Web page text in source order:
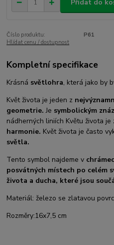
Přidat do
Číslo produktu:
P61
Hlídat cenu / dostupnost
Kompletní specifikace
Krásná světlohra, která jako by
Květ života je jeden z
geometrie. Je symbolickým
nádherných liniích Květu života je
harmonie. Květ života je často
světla.
Tento symbol najdeme v
posvátných místech po celém
života a ducha, které jsou
Materiál: železo se zlatavou
Rozměry:16x7,5 cm